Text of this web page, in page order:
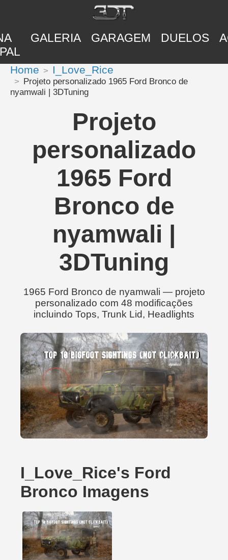
GALERIA GARAGEM DUELOS
Home I_Love_Rice
Projeto personalizado 1965 Ford Bronco de
nyamwali | 3DTuning
Projeto
personalizado
1965 Ford
Bronco de
nyamwali |
3DTuning
1965 Ford Bronco de nyamwali — projeto
personalizado com 48 modificações
incluindo Tops, Trunk Lid, Headlights
I_Love_Rice's Ford
Bronco Imagens